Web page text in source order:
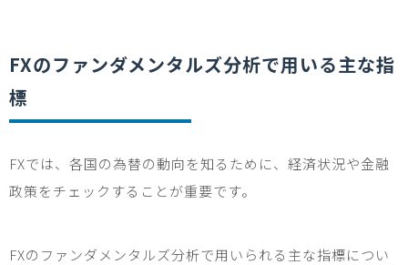
FXのファンダメンタルズ分析で用いる主な指
標
FXでは、各国の為替の動向を知るために、経済状況や金融
政策をチェックすることが重要です。
FXのファンダメンタルズ分析で用いられる主な指標につい